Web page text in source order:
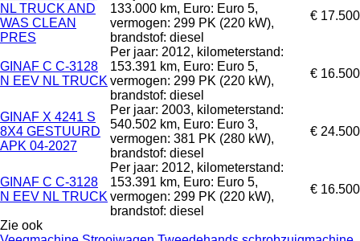
NL TRUCK AND
WAS CLEAN
PRES
133.000 km, Euro: Euro 5,
vermogen: 299 PK (220 kW),
brandstof: diesel
€ 17.500
GINAF C C-3128
N EEV NL TRUCK
Per jaar: 2012, kilometerstand:
153.391 km, Euro: Euro 5,
vermogen: 299 PK (220 kW),
brandstof: diesel
€ 16.500
GINAF X 4241 S
8X4 GESTUURD
APK 04-2027
Per jaar: 2003, kilometerstand:
540.502 km, Euro: Euro 3,
vermogen: 381 PK (280 kW),
brandstof: diesel
€ 24.500
GINAF C C-3128
N EEV NL TRUCK
Per jaar: 2012, kilometerstand:
153.391 km, Euro: Euro 5,
vermogen: 299 PK (220 kW),
brandstof: diesel
€ 16.500
Zie ook